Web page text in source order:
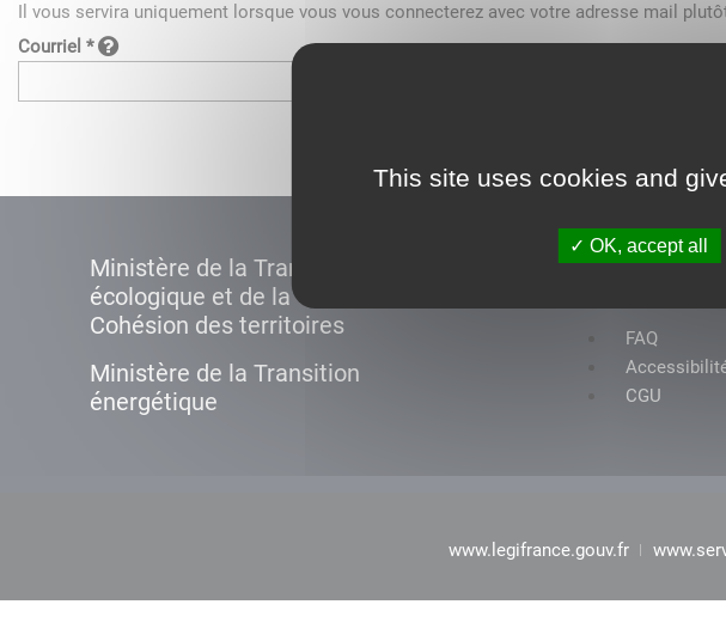
This site uses cookies and
OK, accept all
Il vous servira uniquement lorsque vous vous connecterez avec votre adresse mail
Courriel *
Ministère de la Transition
écologique et de la
Cohésion des territoires
Ministère de la Transition
énergétique
FAQ
CGU
www.legifrance.gouv.fr